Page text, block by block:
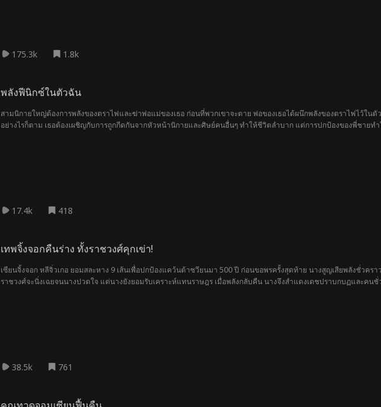
175.3k 1.8k
พลังฟีนิกซ์ในตัวฉัน
สามนิกายใหญ่ต้องการพลังของตราไฟและฆ่าพ่อแม่ของเธอ ก่อนที่พวกเขาจะตาย พ่อของเธอได้ผนึกพลังของตราไฟไว้ในตั
อย่างไรก็ตาม เธอต้องเผชิญกับการถูกกีดกันจากหัวหน้านิกายและศิษย์คนอื่นๆ ทำให้ชีวิตลำบาก แต่การปกป้องของพี่ชาย
17.4k 418
เทพจิ้งจอกคืนร่าง ทั้งราชวงศ์คุกเข่า!
เซียนจิ้งจอก หลีจิ่วเกอ ยอมสละหาง 9 เส้นเพื่อปกป้องแคว้นต้าซวียนมา 500 ปี ก่อนขอพรครั้งสุดท้าย นางสูญเสียพลังชั่วค
ราชวงศ์จะนิ่งเฉยจนนางปวดใจ แต่นางยังยอมรับเคราะห์แทนราษฎร เมื่อพลังกลับคืน นางจึงสำแดงเดชปราบกบฏและคน
38.5k 761